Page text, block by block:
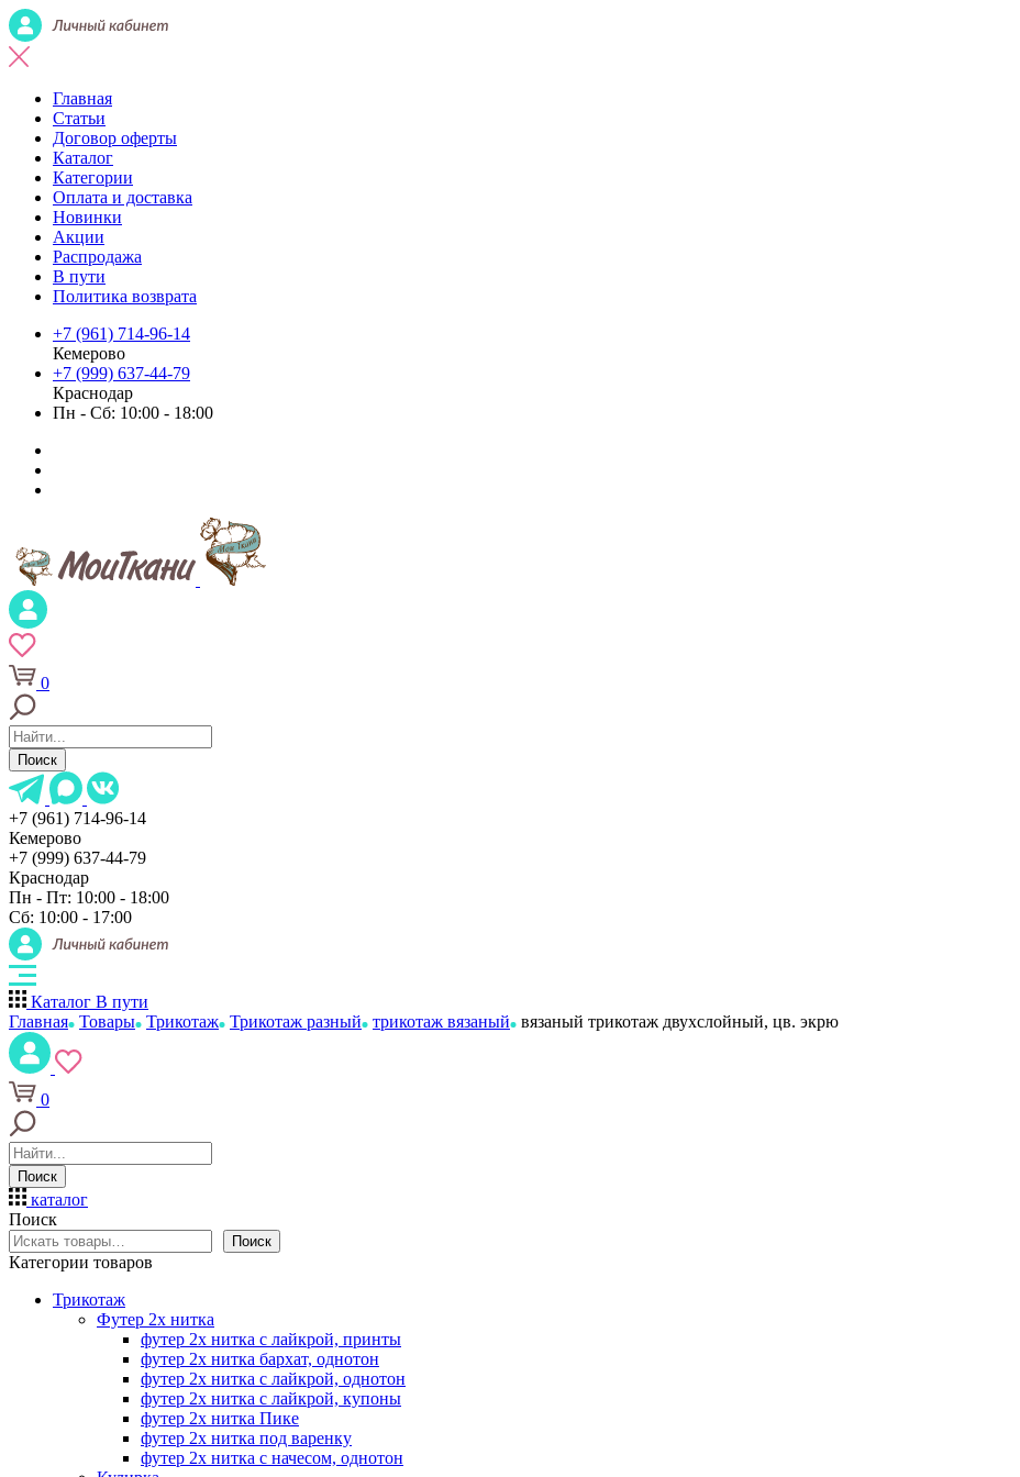
Главная
Статьи
Договор оферты
Каталог
Категории
Оплата и доставка
Новинки
Акции
Распродажа
В пути
Политика возврата
+7 (961) 714-96-14
Кемерово
+7 (999) 637-44-79
Краснодар
Пн - Сб: 10:00 - 18:00
0
Поиск
+7 (961) 714-96-14
Кемерово
+7 (999) 637-44-79
Краснодар
Пн - Пт: 10:00 - 18:00
Сб: 10:00 - 17:00
Каталог В пути
Главная Товары Трикотаж Трикотаж разный трикотаж вязаный вязаный трикотаж двухслойный, цв. экрю
0
Поиск
каталог
Поиск
Поиск
Категории товаров
Трикотаж
Футер 2х нитка
футер 2х нитка с лайкрой, принты
футер 2х нитка бархат, однотон
футер 2х нитка с лайкрой, однотон
футер 2х нитка с лайкрой, купоны
футер 2х нитка Пике
футер 2х нитка под варенку
футер 2х нитка с начесом, однотон